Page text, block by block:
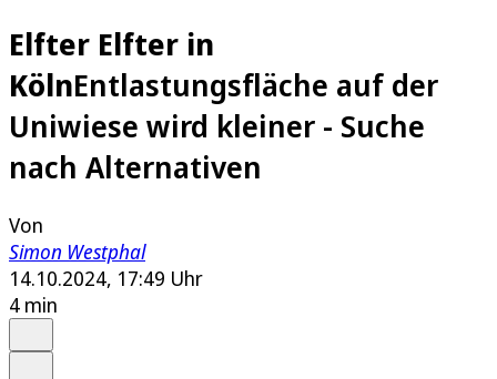
Elfter Elfter in
KölnEntlastungsfläche auf der
Uniwiese wird kleiner - Suche
nach Alternativen
Von
Simon Westphal
14.10.2024, 17:49 Uhr
4 min